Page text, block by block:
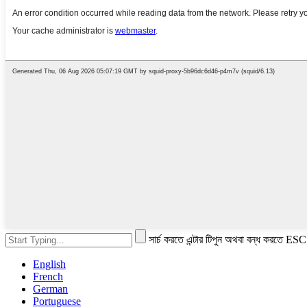
সার্চ করতে এন্টার টিপুন অথবা বন্ধ করতে
English
French
German
Portuguese